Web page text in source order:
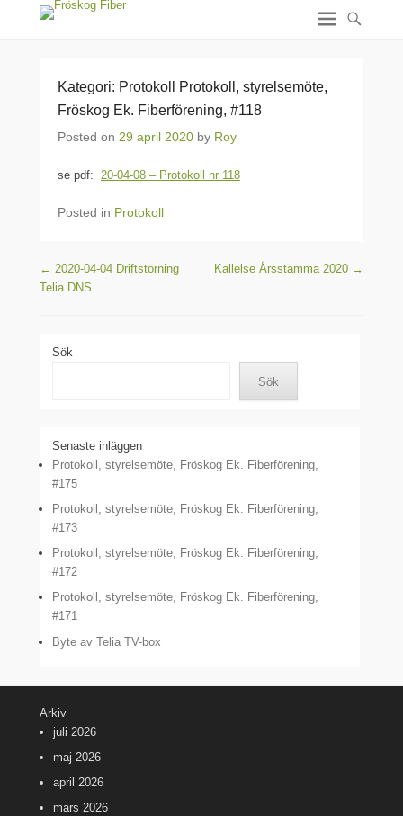
Kategori: Protokoll Protokoll, styrelsemöte,
Fröskog Ek. Fiberförening, #118
Posted on 29 april 2020 by Roy
se pdf: 20-04-08 – Protokoll nr 118
Posted in Protokoll
Post navigation
← 2020-04-04 Driftstörning
Telia DNS
Kallelse Årsstämma 2020 →
Sök
Sök
Senaste inläggen
Protokoll, styrelsemöte, Fröskog Ek. Fiberförening,
#175
Protokoll, styrelsemöte, Fröskog Ek. Fiberförening,
#173
Protokoll, styrelsemöte, Fröskog Ek. Fiberförening,
#172
Protokoll, styrelsemöte, Fröskog Ek. Fiberförening,
#171
Byte av Telia TV-box
Arkiv
juli 2026
maj 2026
april 2026
mars 2026